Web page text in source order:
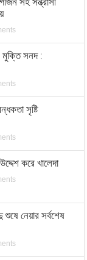
মুক্তি সনদ :
সৃষ্টি
করে খালেদা
শুষে নেয়ার সর্বশেষ